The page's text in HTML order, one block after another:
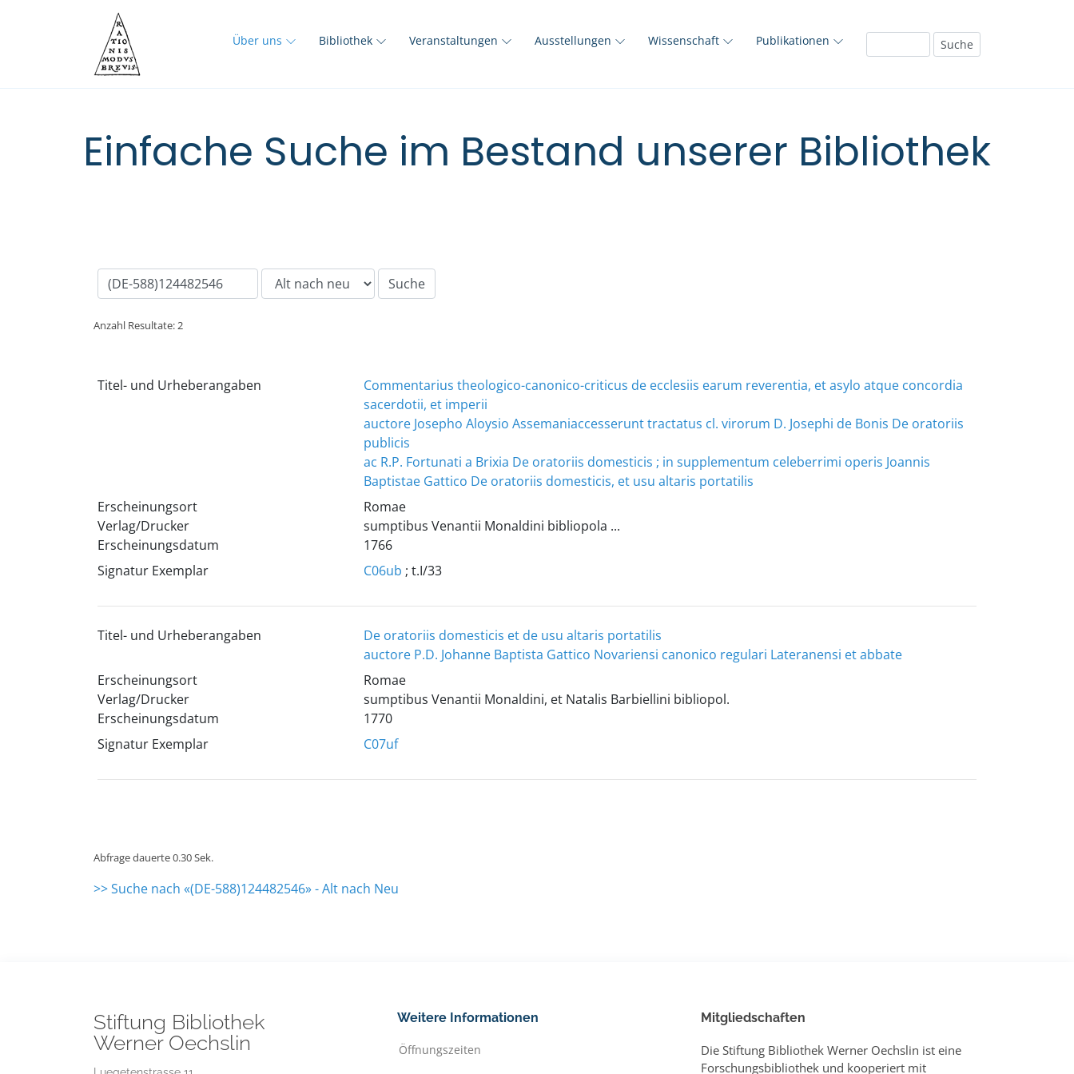
Über uns Bibliothek Veranstaltungen Ausstellungen Wissenschaft Publikationen
Einfache Suche im Bestand unserer Bibliothek
Anzahl Resultate: 2
Titel- und Urheberangaben
Commentarius theologico-canonico-criticus de ecclesiis earum reverentia, et asylo atque concordia
sacerdotii, et imperii
auctore Josepho Aloysio Assemaniaccesserunt tractatus cl. virorum D. Josephi de Bonis De oratoriis
publicis
ac R.P. Fortunati a Brixia De oratoriis domesticis ; in supplementum celeberrimi operis Joannis
Baptistae Gattico De oratoriis domesticis, et usu altaris portatilis
Erscheinungsort
Verlag/Drucker
Erscheinungsdatum
Romae
sumptibus Venantii Monaldini bibliopola ...
1766
Signatur Exemplar
C06ub ; t.I/33
Titel- und Urheberangaben
De oratoriis domesticis et de usu altaris portatilis
auctore P.D. Johanne Baptista Gattico Novariensi canonico regulari Lateranensi et abbate
Erscheinungsort
Verlag/Drucker
Erscheinungsdatum
Romae
sumptibus Venantii Monaldini, et Natalis Barbiellini bibliopol.
1770
Signatur Exemplar
C07uf
Abfrage dauerte 0.30 Sek.
>> Suche nach «(DE-588)124482546» - Alt nach Neu
Stiftung Bibliothek
Werner Oechslin
Weitere Informationen
Öffnungszeiten
Mitgliedschaften
Die Stiftung Bibliothek Werner Oechslin ist eine
Forschungsbibliothek und kooperiert mit